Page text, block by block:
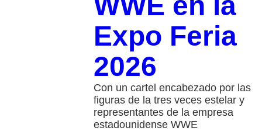
Expo Feria
2026
Con un cartel encabezado por las
figuras de la tres veces estelar y
representantes de la empresa
estadounidense WWE